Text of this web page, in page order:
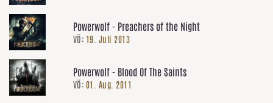
Powerwolf - Preachers of the Night
VÖ: 19. Juli 2013
Powerwolf - Blood Of The Saints
VÖ: 01. Aug. 2011